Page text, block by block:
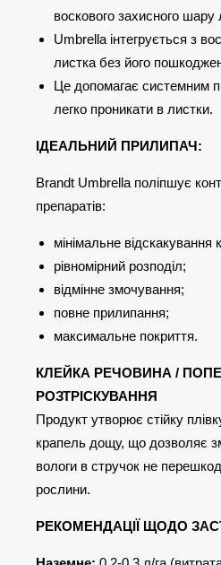
воскового захисного шару
Umbrella інтегрується з
листка без його
Це допомагає системним
легко проникати в листки.
ІДЕАЛЬНИЙ ПРИЛИПАЧ:
Brandt Umbrella поліпшує
препаратів:
мінімальне відскакування
рівномірний розподіл;
відмінне змочування;
повне прилипання;
максимальне покриття.
КЛЕЙКА РЕЧОВИНА /
РОЗТРІСКУВАННЯ
Продукт утворює стійку
крапель дощу, що дозволяє
вологи в стручок не
рослини.
РЕКОМЕНДАЦІЇ ЩОДО